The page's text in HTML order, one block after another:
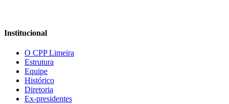
Institucional
O CPP Limeira
Estrutura
Equipe
Histórico
Diretoria
Ex-presidentes